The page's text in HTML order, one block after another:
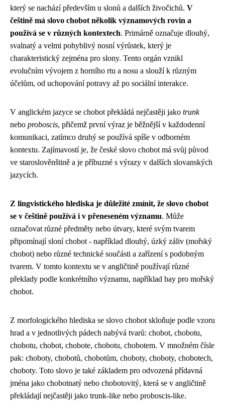
který se nachází především u slonů a dalších živočichů. V
češtině má slovo chobot několik významových rovin a
používá se v různých kontextech. Primárně označuje dlouhý,
svalnatý a velmi pohyblivý nosní výrůstek, který je
charakteristický zejména pro slony. Tento orgán vznikl
evolučním vývojem z horního rtu a nosu a slouží k různým
účelům, od uchopování potravy až po sociální interakce.
V anglickém jazyce se chobot překládá nejčastěji jako trunk
nebo proboscis, přičemž první výraz je běžnější v každodenní
komunikaci, zatímco druhý se používá spíše v odborném
kontextu. Zajímavostí je, že české slovo chobot má svůj původ
ve staroslověnštině a je příbuzné s výrazy v dalších slovanských
jazycích.
Z lingvistického hlediska je důležité zmínit, že slovo chobot
se v češtině používá i v přeneseném významu. Může
označovat různé předměty nebo útvary, které svým tvarem
připomínají sloní chobot - například dlouhý, úzký záliv (mořský
chobot) nebo různé technické součásti a zařízení s podobným
tvarem. V tomto kontextu se v angličtině používají různé
překlady podle konkrétního významu, například bay pro mořský
chobot.
Z morfologického hlediska se slovo chobot skloňuje podle vzoru
hrad a v jednotlivých pádech nabývá tvarů: chobot, chobotu,
chobotu, chobot, chobote, chobotu, chobotem. V množném čísle
pak: choboty, chobotů, chobotům, choboty, choboty, chobotech,
choboty. Toto slovo je také základem pro odvozená přídavná
jména jako chobotnatý nebo chobotovitý, která se v angličtině
překládají nejčastěji jako trunk-like nebo proboscis-like.